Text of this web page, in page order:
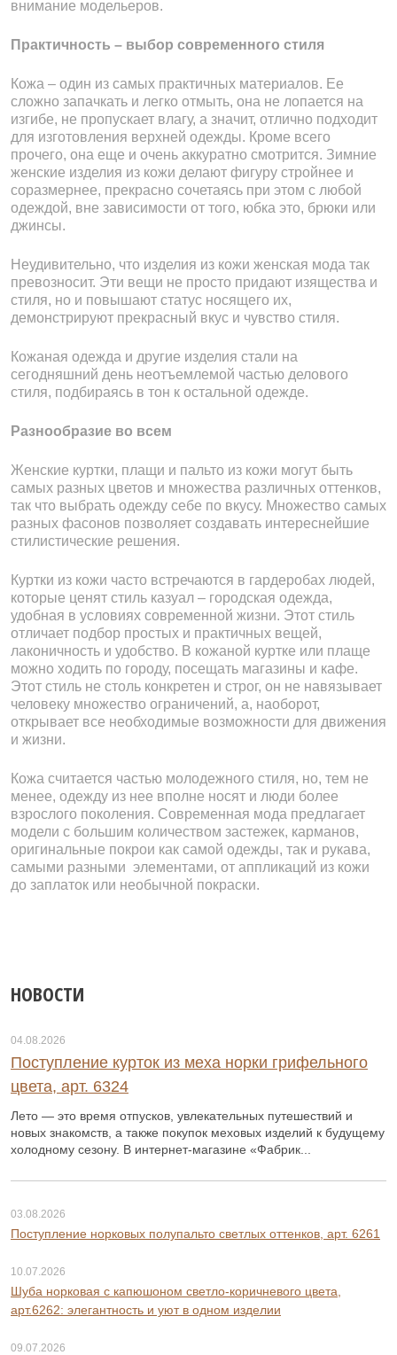
58 800 ₽ 79 800 ₽
внимание модельеров.
Практичность – выбор современного стиля
Кожа – один из самых практичных материалов. Ее
сложно запачкать и легко отмыть, она не лопается на
изгибе, не пропускает влагу, а значит, отлично подходит
для изготовления верхней одежды. Кроме всего
прочего, она еще и очень аккуратно смотрится. Зимние
женские изделия из кожи делают фигуру стройнее и
соразмернее, прекрасно сочетаясь при этом с любой
одеждой, вне зависимости от того, юбка это, брюки или
джинсы.
Неудивительно, что изделия из кожи женская мода так
превозносит. Эти вещи не просто придают изящества и
стиля, но и повышают статус носящего их,
демонстрируют прекрасный вкус и чувство стиля.
Кожаная одежда и другие изделия стали на
сегодняшний день неотъемлемой частью делового
стиля, подбираясь в тон к остальной одежде.
Разнообразие во всем
Женские куртки, плащи и пальто из кожи могут быть
самых разных цветов и множества различных оттенков,
так что выбрать одежду себе по вкусу. Множество самых
разных фасонов позволяет создавать интереснейшие
стилистические решения.
Куртки из кожи часто встречаются в гардеробах людей,
которые ценят стиль казуал – городская одежда,
удобная в условиях современной жизни. Этот стиль
отличает подбор простых и практичных вещей,
лаконичность и удобство. В кожаной куртке или плаще
можно ходить по городу, посещать магазины и кафе.
Этот стиль не столь конкретен и строг, он не навязывает
человеку множество ограничений, а, наоборот,
открывает все необходимые возможности для движения
и жизни.
Кожа считается частью молодежного стиля, но, тем не
менее, одежду из нее вполне носят и люди более
взрослого поколения. Современная мода предлагает
модели с большим количеством застежек, карманов,
оригинальные покрои как самой одежды, так и рукава,
самыми разными элементами, от аппликаций из кожи
до заплаток или необычной покраски.
НОВОСТИ
04.08.2026
Поступление курток из меха норки грифельного
цвета, арт. 6324
Лето — это время отпусков, увлекательных путешествий и
новых знакомств, а также покупок меховых изделий к будущему
холодному сезону. В интернет-магазине «Фабрик...
03.08.2026
Поступление норковых полупальто светлых оттенков, арт. 6261
10.07.2026
Шуба норковая с капюшоном светло-коричневого цвета,
арт.6262: элегантность и уют в одном изделии
09.07.2026